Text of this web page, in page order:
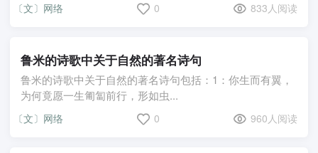
〔文〕网络 0 833人阅读
鲁米的诗歌中关于自然的著名诗句
鲁米的诗歌中关于自然的著名诗句包括：1：你生而有翼，
为何竟愿一生匍匐前行，形如虫...
〔文〕网络 0 960人阅读